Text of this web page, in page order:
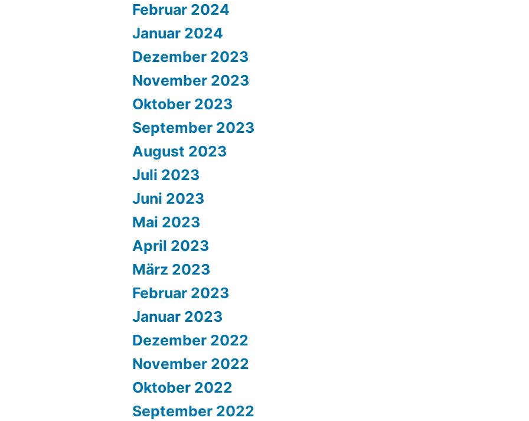
Februar 2024
Januar 2024
Dezember 2023
November 2023
Oktober 2023
September 2023
August 2023
Juli 2023
Juni 2023
Mai 2023
April 2023
März 2023
Februar 2023
Januar 2023
Dezember 2022
November 2022
Oktober 2022
September 2022